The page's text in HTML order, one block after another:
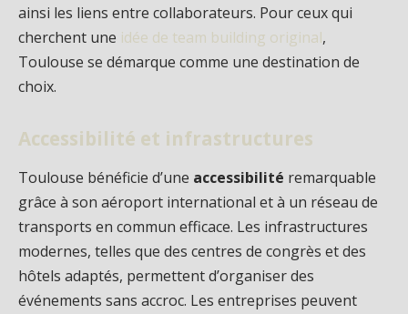
ainsi les liens entre collaborateurs. Pour ceux qui
cherchent une idée de team building original,
Toulouse se démarque comme une destination de
choix.
Accessibilité et infrastructures
Toulouse bénéficie d’une accessibilité remarquable
grâce à son aéroport international et à un réseau de
transports en commun efficace. Les infrastructures
modernes, telles que des centres de congrès et des
hôtels adaptés, permettent d’organiser des
événements sans accroc. Les entreprises peuvent